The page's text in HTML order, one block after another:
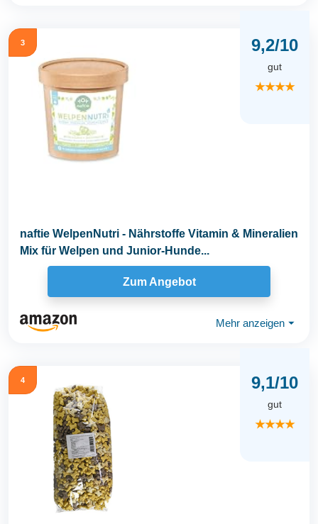
3 9,2/10
gut
★★★★
naftie WelpenNutri - Nährstoffe Vitamin & Mineralien
Mix für Welpen und Junior-Hunde...
Zum Angebot
Mehr anzeigen ⏷
4 9,1/10
gut
★★★★